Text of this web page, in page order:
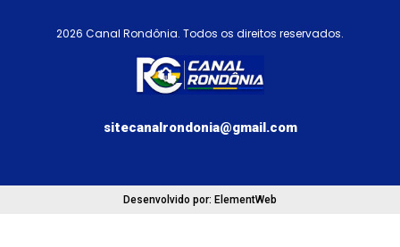
2026 Canal Rondônia. Todos os direitos reservados.
sitecanalrondonia@gmail.com
Desenvolvido por: ElementWeb